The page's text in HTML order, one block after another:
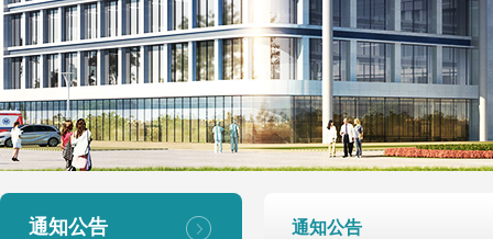
通知公告 通知公告